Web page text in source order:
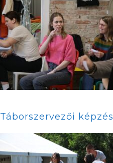
Táborszervezői képzés